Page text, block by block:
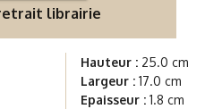
librairie
Hauteur : 25.0 cm
Largeur : 17.0 cm
Epaisseur : 1.8 cm